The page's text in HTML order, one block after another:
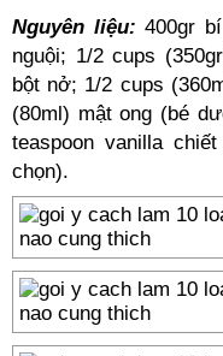
Nguyên liệu:400gr
nguội; 1/2 cups
bột nở; 1/2 cups
(80ml) mật ong (bé
teaspoon vanilla
chọn).